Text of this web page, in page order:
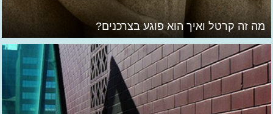
מה זה קרטל ואיך הוא פוגע בצרכנים?